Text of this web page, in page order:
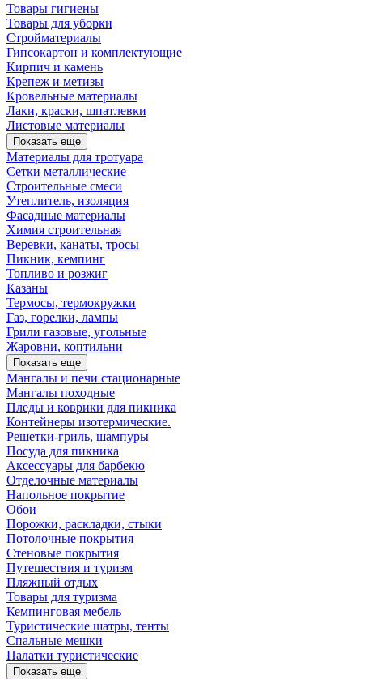
Товары гигиены
Товары для уборки
Стройматериалы
Гипсокартон и комплектующие
Кирпич и камень
Крепеж и метизы
Кровельные материалы
Лаки, краски, шпатлевки
Листовые материалы
Показать еще
Материалы для тротуара
Сетки металлические
Строительные смеси
Утеплитель, изоляция
Фасадные материалы
Химия строительная
Веревки, канаты, тросы
Пикник, кемпинг
Топливо и розжиг
Казаны
Термосы, термокружки
Газ, горелки, лампы
Грили газовые, угольные
Жаровни, коптильни
Показать еще
Мангалы и печи стационарные
Мангалы походные
Пледы и коврики для пикника
Контейнеры изотермические.
Решетки-гриль, шампуры
Посуда для пикника
Аксессуары для барбекю
Отделочные материалы
Напольное покрытие
Обои
Порожки, раскладки, стыки
Потолочные покрытия
Стеновые покрытия
Путешествия и туризм
Пляжный отдых
Товары для туризма
Кемпинговая мебель
Туристические шатры, тенты
Спальные мешки
Палатки туристические
Показать еще